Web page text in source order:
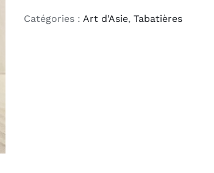
Catégories : Art d'Asie, Tabatières